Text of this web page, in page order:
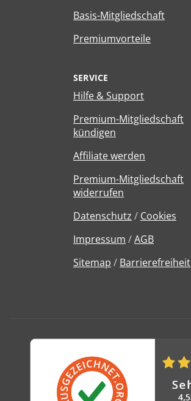
Basis-Mitgliedschaft
Premiumvorteile
SERVICE
Hilfe & Support
Premium-Mitgliedschaft
kündigen
Affiliate werden
Premium-Mitgliedschaft
widerrufen
Datenschutz / Cookies
Impressum /AGB
Sitemap / Barrierefreiheit